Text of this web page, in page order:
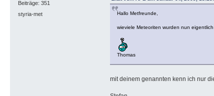
Beiträge: 351
styria-met
Hallo Metfreunde,
wieviele Meteoriten wurden nun
Thomas
mit deinem genannten kenn ich nur